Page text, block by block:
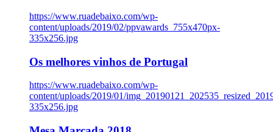
https://www.ruadebaixo.com/wp-
content/uploads/2019/02/ppvawards_755x470px-
335x256.jpg
Os melhores vinhos de Portugal
https://www.ruadebaixo.com/wp-
content/uploads/2019/01/
335x256.jpg